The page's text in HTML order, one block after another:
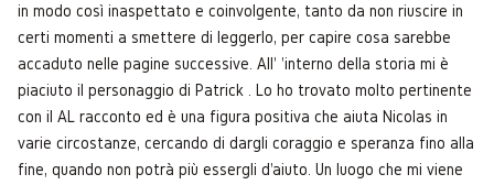
in modo così inaspettato e coinvolgente, tanto da non riuscire in
certi momenti a smettere di leggerlo, per capire cosa sarebbe
accaduto nelle pagine successive. All' 'interno della storia mi è
piaciuto il personaggio di Patrick . Lo ho trovato molto pertinente
con il AL racconto ed è una figura positiva che aiuta Nicolas in
varie circostanze, cercando di dargli coraggio e speranza fino alla
fine, quando non potrà più essergli d'aiuto. Un luogo che mi viene